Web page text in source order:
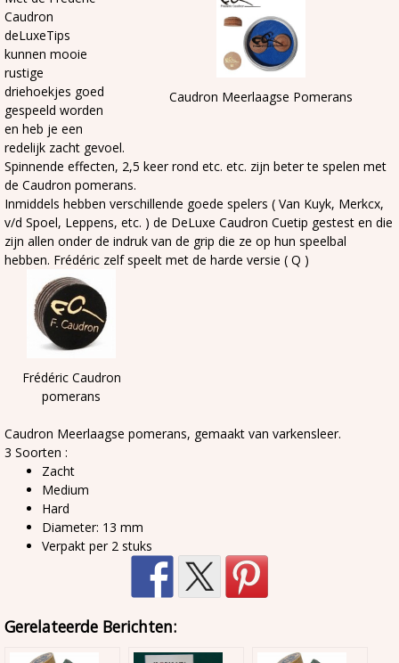
Caudron Meerlaagse Pomerans
Caudron
deLuxeTips
kunnen mooie
rustige
driehoekjes goed
gespeeld worden
en heb je een
redelijk zacht gevoel.
Spinnende effecten, 2,5 keer rond etc. etc. zijn beter te spelen met
de Caudron pomerans.
Inmiddels hebben verschillende goede spelers ( Van Kuyk, Merkcx,
v/d Spoel, Leppens, etc. ) de DeLuxe Caudron Cuetip gestest en die
zijn allen onder de indruk van de grip die ze op hun speelbal
hebben. Frédéric zelf speelt met de harde versie ( Q )
Frédéric Caudron
pomerans
Caudron Meerlaagse pomerans, gemaakt van varkensleer.
3 Soorten :
Zacht
Medium
Hard
Diameter: 13 mm
Verpakt per 2 stuks
Gerelateerde Berichten: